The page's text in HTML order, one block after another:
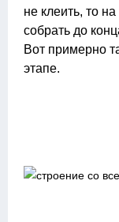
не клеить, то
собрать до
Вот примерно
этапе.